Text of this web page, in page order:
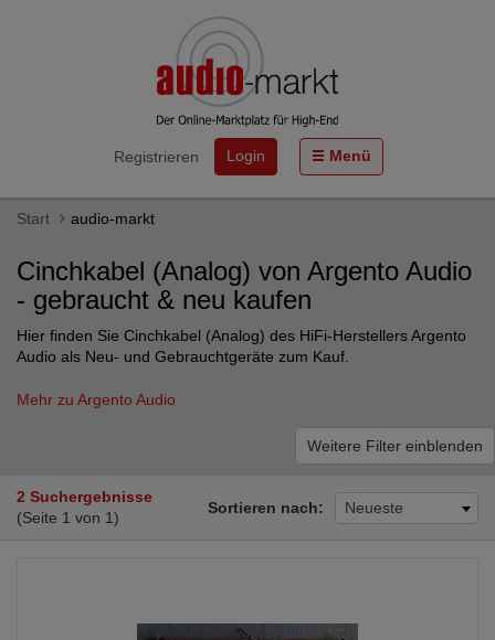
Registrieren Login Menü
Start audio-markt
Cinchkabel (Analog) von Argento Audio
- gebraucht & neu kaufen
Hier finden Sie Cinchkabel (Analog) des HiFi-Herstellers Argento
Audio als Neu- und Gebrauchtgeräte zum Kauf.
Mehr zu Argento Audio
Weitere Filter einblenden
2 Suchergebnisse
(Seite 1 von 1)
Sortieren nach: Neueste